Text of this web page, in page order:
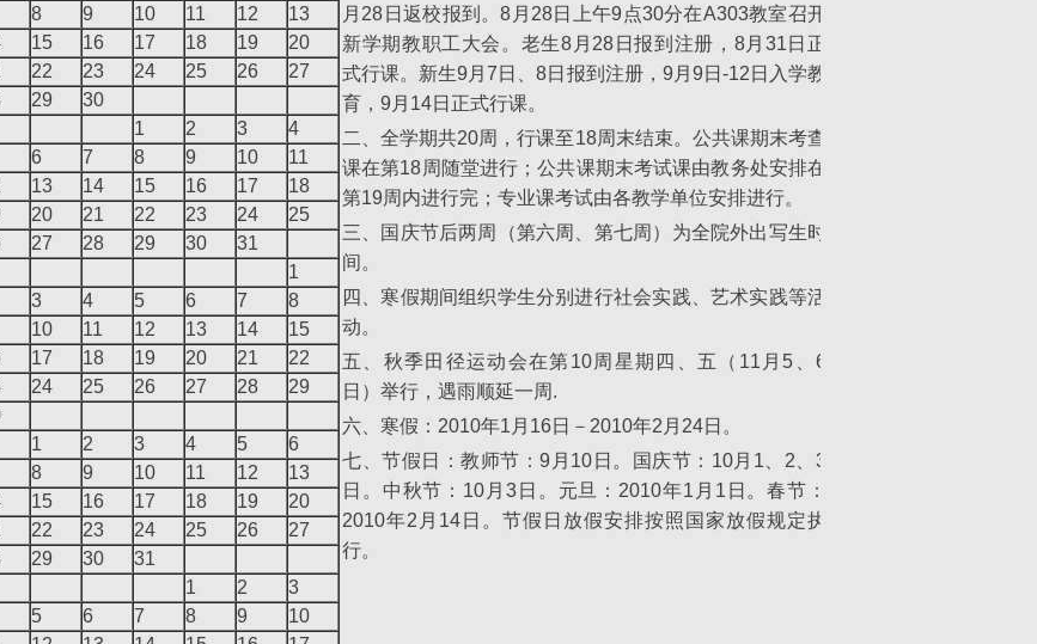
月28日返校报到。8月28日上午9点30分在A303教室召开
新学期教职工大会。老生8月28日报到注册，8月31日正
式行课。新生9月7日、8日报到注册，9月9日-12日入学教
育，9月14日正式行课。
二、全学期共20周，行课至18周末结束。公共课期末考查
课在第18周随堂进行；公共课期末考试课由教务处安排在
第19周内进行完；专业课考试由各教学单位安排进行。
三、国庆节后两周（第六周、第七周）为全院外出写生时
间。
四、寒假期间组织学生分别进行社会实践、艺术实践等活
动。
五、秋季田径运动会在第10周星期四、五（11月5、6
日）举行，遇雨顺延一周.
六、寒假：2010年1月16日－2010年2月24日。
七、节假日：教师节：9月10日。国庆节：10月1、2、3
日。中秋节：10月3日。元旦：2010年1月1日。春节：
2010年2月14日。节假日放假安排按照国家放假规定执
行。
8 9 10 11 12
13
15 16 17 18 19
20
22 23 24 25 26
27
29 30
1 2 3
4
6 7 8 9 10
11
13 14 15 16 17
18
20 21 22 23 24
25
27 28 29 30 31
1
3 4 5 6 7
8
10 11 12 13 14
15
17 18 19 20 21
22
24 25 26 27 28
29
1 2 3 4 5
6
8 9 10 11 12
13
15 16 17 18 19
20
22 23 24 25 26
27
29 30 31
1 2
3
5 6 7 8 9
10